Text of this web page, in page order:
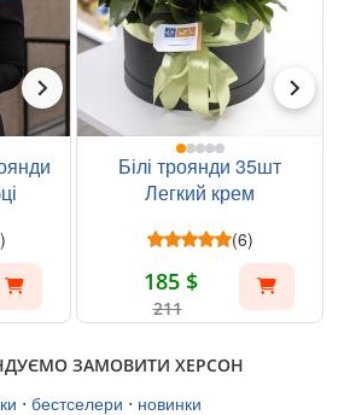
Білі троянди 35шт
Легкий крем
(6)
185 $
211
ЗАМОВИТИ ХЕРСОН
⋅ бестселери ⋅ новинки